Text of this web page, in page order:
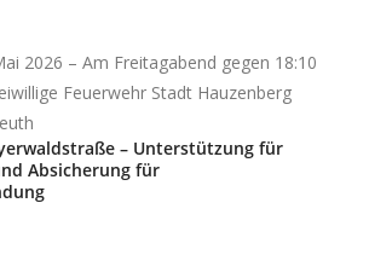
2026 – Am Freitagabend gegen 18:10
Feuerwehr Stadt Hauzenberg
– Unterstützung für
Absicherung für